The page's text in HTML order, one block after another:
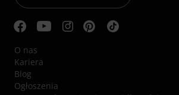
O nas
Kariera
Blog
Ogłoszenia